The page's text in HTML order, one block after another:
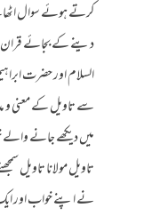
کرتے ہوئے سوال
دینے کے بجائے قران
السلام اور حضرت
سے تاویل کے معنی و
میں دیکھے جانے والے
تاویل مولانا تاویل
نے اپنے خواب اور